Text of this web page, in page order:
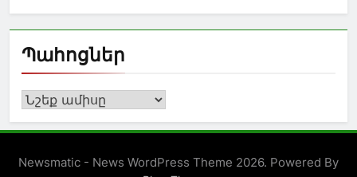
Պահոցներ
Պահոցներ
Newsmatic - News WordPress Theme 2026. Powered By